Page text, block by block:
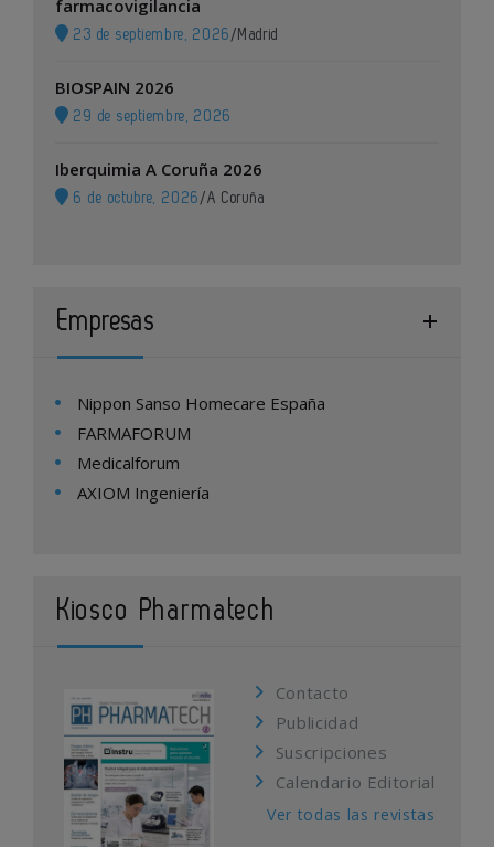
farmacovigilancia
23 de septiembre, 2026 / Madrid
BIOSPAIN 2026
29 de septiembre, 2026
Iberquimia A Coruña 2026
6 de octubre, 2026 /A Coruña
Empresas
Nippon Sanso Homecare España
FARMAFORUM
Medicalforum
AXIOM Ingeniería
Kiosco Pharmatech
Contacto
Publicidad
Suscripciones
Calendario Editorial
Ver todas las revistas